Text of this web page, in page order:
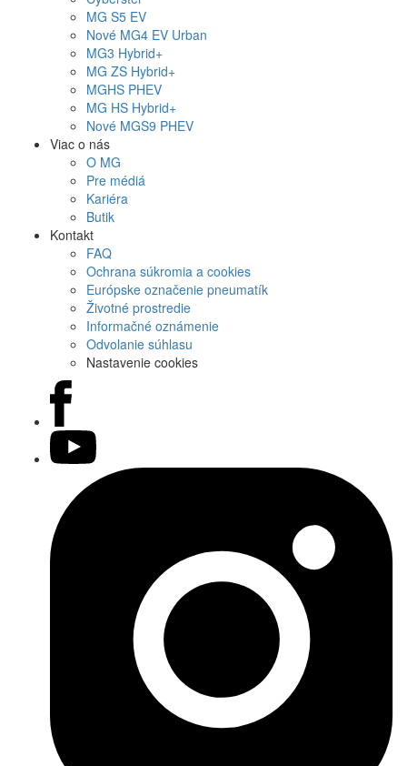
MG S5 EV
Nové MG4 EV Urban
MG3 Hybrid+
MG ZS Hybrid+
MGHS PHEV
MG HS Hybrid+
Nové MGS9 PHEV
Viac o nás
O MG
Pre médiá
Kariéra
Butik
Kontakt
FAQ
Ochrana súkromia a cookies
Európske označenie pneumatík
Životné prostredie
Informačné oznámenie
Odvolanie súhlasu
Nastavenie cookies